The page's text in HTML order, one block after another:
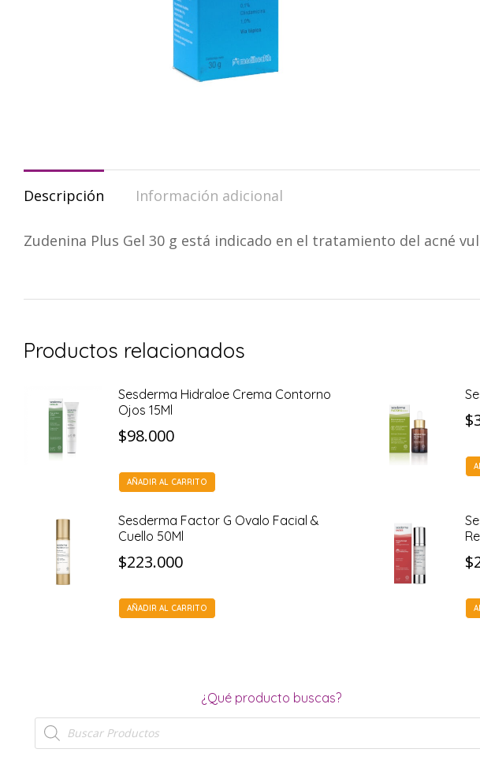
Descripción Información adicional
Zudenina Plus Gel 30 g está indicado en el tratamiento del acné
Productos relacionados
Sesderma Hidraloe Crema Contorno
Ojos 15Ml
$98.000
AÑADIR AL CARRITO
$
Sesderma Factor G Ovalo Facial &
Cuello 50Ml
$223.000
AÑADIR AL CARRITO
$
¿Qué producto buscas?
Búsqueda
de
productos